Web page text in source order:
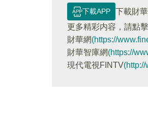
下載APP
下載財
更多精彩内容，請點擊
財華網(https://
財華智庫網(https://
現代電視FINTV